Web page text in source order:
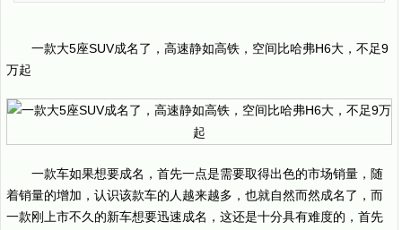
一款大5座SUV成名了，高速静如高铁，空间比哈弗H6大，不足9
万起
一款车如果想要成名，首先一点是需要取得出色的市场销量，随
着销量的增加，认识该款车的人越来越多，也就自然而然成名了，而
一款刚上市不久的新车想要迅速成名，这还是十分具有难度的，首先